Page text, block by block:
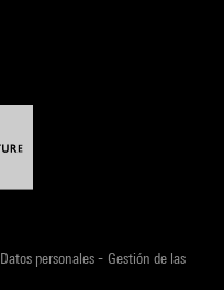
Datos personales- Gestión de las